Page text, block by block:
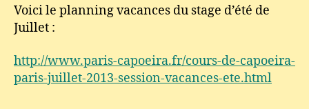
Voici le planning vacances du stage d’été de
Juillet :
http://www.paris-capoeira.fr/cours-de-capoeira-
paris-juillet-2013-session-vacances-ete.html